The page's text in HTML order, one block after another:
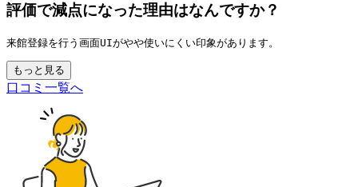
評価で減点になった理由はなんですか？
来館登録を行う画面UIがやや使いにくい印象があります。
もっと見る
口コミ一覧へ